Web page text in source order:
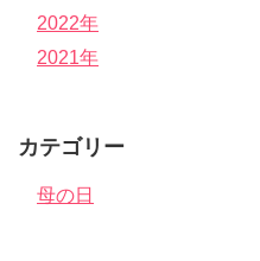
2022年
2021年
カテゴリー
母の日